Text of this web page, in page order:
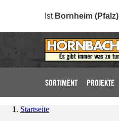
Ist Bornheim (Pfalz)
SORTIMENT PROJEKTE
Startseite